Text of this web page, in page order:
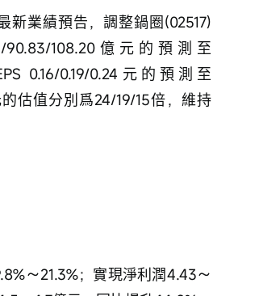
新業績預告，調整鍋圈(02517)
108.20億元的預測至
0.16/0.19/0.24元的預測至
估值分別爲24/19/15倍，維持
～21.3%；實現淨利潤4.43～